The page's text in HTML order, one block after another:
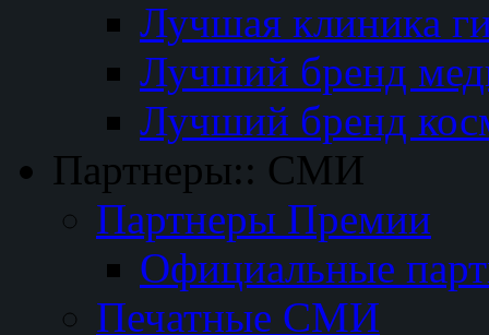
Лучшая клиника
Лучший бренд
Лучший бренд
Партнеры:: СМИ
Партнеры Премии
Официальные
Печатные СМИ